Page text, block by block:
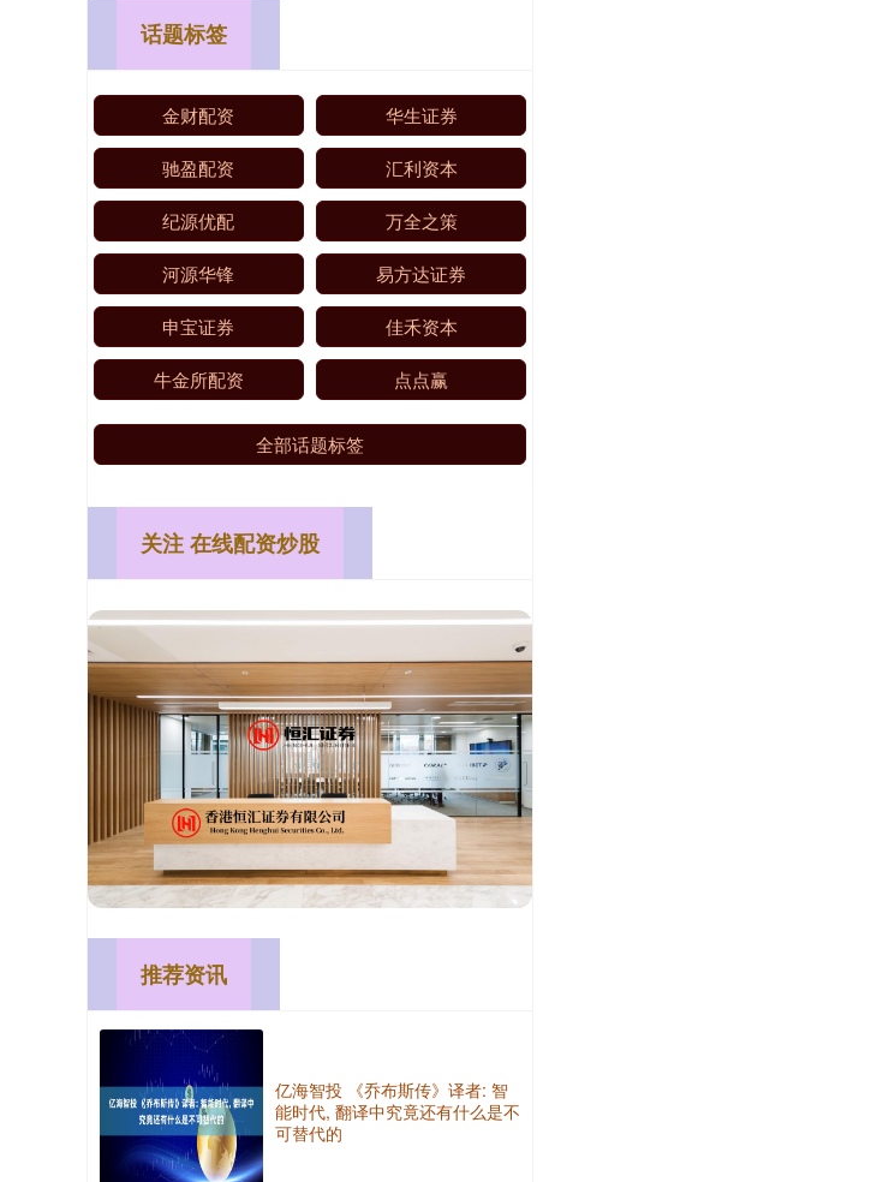
话题标签
金财配资 华生证券
驰盈配资 汇利资本
纪源优配 万全之策
河源华锋 易方达证券
申宝证券 佳禾资本
牛金所配资 点点赢
全部话题标签
关注 在线配资炒股
推荐资讯
亿海智投 《乔布斯传》译者: 智
能时代, 翻译中究竟还有什么是不
可替代的